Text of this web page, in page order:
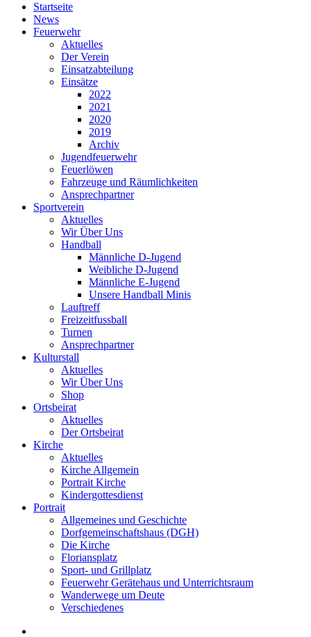
Startseite
News
Feuerwehr
Aktuelles
Der Verein
Einsatzabteilung
Einsätze
2022
2021
2020
2019
Archiv
Jugendfeuerwehr
Feuerlöwen
Fahrzeuge und Räumlichkeiten
Ansprechpartner
Sportverein
Aktuelles
Wir Über Uns
Handball
Männliche D-Jugend
Weibliche D-Jugend
Männliche E-Jugend
Unsere Handball Minis
Lauftreff
Freizeitfussball
Turnen
Ansprechpartner
Kulturstall
Aktuelles
Wir Über Uns
Shop
Ortsbeirat
Aktuelles
Der Ortsbeirat
Kirche
Aktuelles
Kirche Allgemein
Portrait Kirche
Kindergottesdienst
Portrait
Allgemeines und Geschichte
Dorfgemeinschaftshaus (DGH)
Die Kirche
Floriansplatz
Sport- und Grillplatz
Feuerwehr Gerätehaus und Unterrichtsraum
Wanderwege um Deute
Verschiedenes